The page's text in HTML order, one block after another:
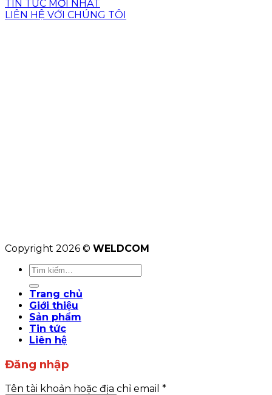
TIN TỨC MỚI NHẤT
LIÊN HỆ VỚI CHÚNG TÔI
Copyright 2026 © WELDCOM
Tìm
Trang chủ
Giới thiệu
Sản phẩm
Tin tức
Liên hệ
Đăng nhập
Tên tài khoản hoặc địa chỉ email *